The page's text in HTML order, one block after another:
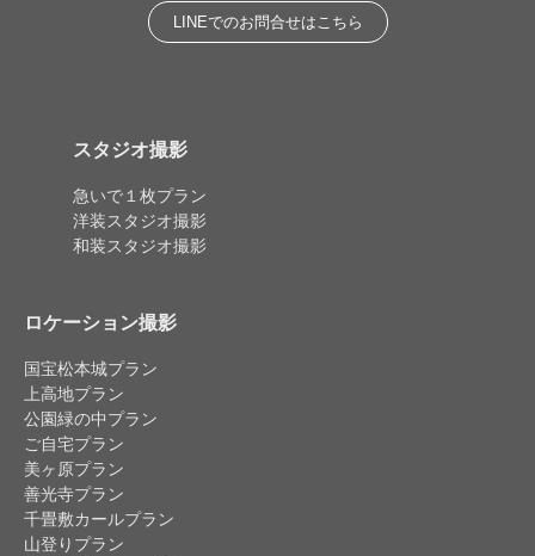
LINEでのお問合せはこちら
スタジオ撮影
急いで１枚プラン
洋装スタジオ撮影
和装スタジオ撮影
ロケーション撮影
国宝松本城プラン
上高地プラン
公園緑の中プラン
ご自宅プラン
美ヶ原プラン
善光寺プラン
千畳敷カールプラン
山登りプラン